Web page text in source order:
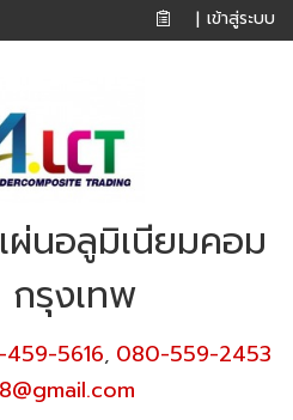
| เข้าสู่ระบบ
นอลูมิเนียมคอม
รุงเทพ
5616, 080-559-2453